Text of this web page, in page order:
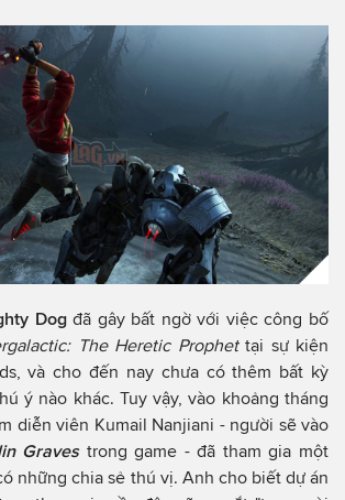
Dogđã gây bất ngờ với việc công bố
The Heretic Prophettại sự kiện
và cho đến nay chưa có thêm bất kỳ
ý nào khác. Tuy vậy, vào khoảng tháng
diễn viên Kumail Nanjiani - người sẽ vào
Graves trong game - đã tham gia một
những chia sẻ thú vị. Anh cho biết dự án